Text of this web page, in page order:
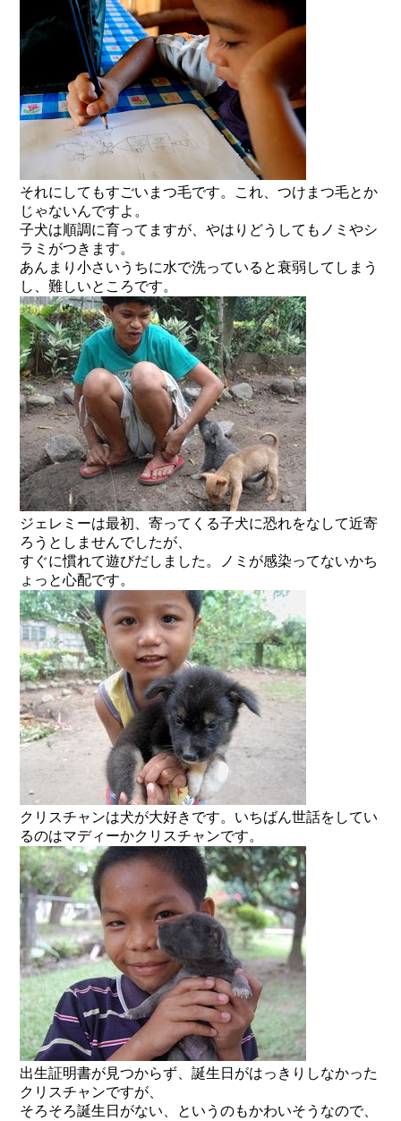
それにしてもすごいまつ毛です。これ、つけまつ毛とか
じゃないんですよ。
子犬は順調に育ってますが、やはりどうしてもノミやシ
ラミがつきます。
あんまり小さいうちに水で洗っていると衰弱してしまう
し、難しいところです。
ジェレミーは最初、寄ってくる子犬に恐れをなして近寄
ろうとしませんでしたが、
すぐに慣れて遊びだしました。ノミが感染ってないかち
ょっと心配です。
クリスチャンは犬が大好きです。いちばん世話をしてい
るのはマディーかクリスチャンです。
出生証明書が見つからず、誕生日がはっきりしなかった
クリスチャンですが、
そろそろ誕生日がない、というのもかわいそうなので、